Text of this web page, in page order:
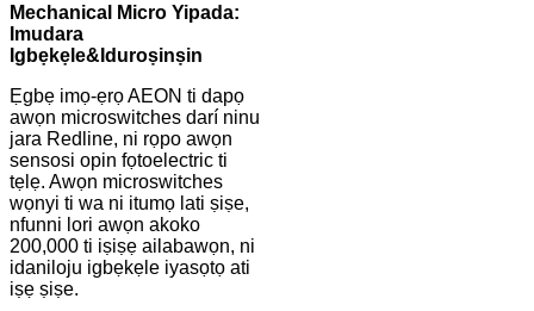
Mechanical Micro Yipada:
Imudara
Igbẹkẹle& Iduroṣinṣin
Ẹgbẹ imọ-ẹrọ AEON ti dapọ
awọn microswitches darí ninu
jara Redline, ni rọpo awọn
sensosi opin fọtoelectric ti
tẹlẹ. Awọn microswitches
wọnyi ti wa ni itumọ lati ṣiṣe,
nfunni lori awọn akoko
200,000 ti iṣiṣẹ ailabawọn, ni
idaniloju igbẹkẹle iyasọtọ ati
iṣẹ ṣiṣe.